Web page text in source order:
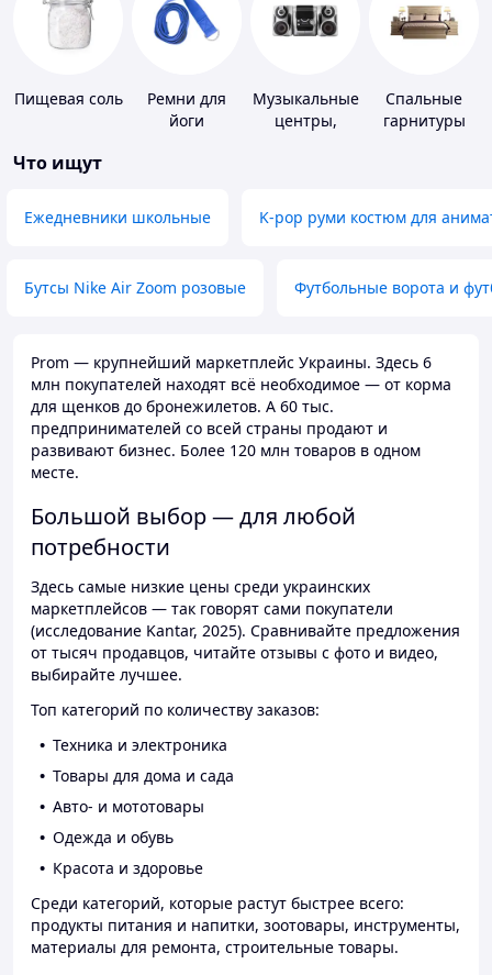
Пищевая соль
Ремни для
йоги
Музыкальные
центры,
Спальные
гарнитуры
Что ищут
Ежедневники школьные K-pop руми костюм для
Бутсы Nike Air Zoom розовые Футбольные ворота и
Prom — крупнейший маркетплейс Украины. Здесь 6
млн покупателей находят всё необходимое — от корма
для щенков до бронежилетов. А 60 тыс.
предпринимателей со всей страны продают и
развивают бизнес. Более 120 млн товаров в одном
месте.
Большой выбор — для любой
потребности
Здесь самые низкие цены среди украинских
маркетплейсов — так говорят сами покупатели
(исследование Kantar, 2025). Сравнивайте предложения
от тысяч продавцов, читайте отзывы с фото и видео,
выбирайте лучшее.
Топ категорий по количеству заказов:
Техника и электроника
Товары для дома и сада
Авто- и мототовары
Одежда и обувь
Красота и здоровье
Среди категорий, которые растут быстрее всего:
продукты питания и напитки, зоотовары, инструменты,
материалы для ремонта, строительные товары.